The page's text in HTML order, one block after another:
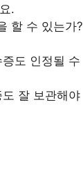
.
할 수 있는가?
도 인정될 수
잘 보관해야